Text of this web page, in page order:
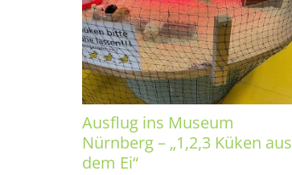
Ausflug ins Museum
Nürnberg – „1,2,3 Küken aus
dem Ei“